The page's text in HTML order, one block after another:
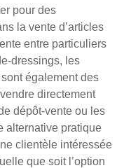
pour des
la vente d’articles
entre particuliers
dressings, les
également des
directement
dépôt-vente ou les
alternative pratique
clientèle intéressée
que soit l’option